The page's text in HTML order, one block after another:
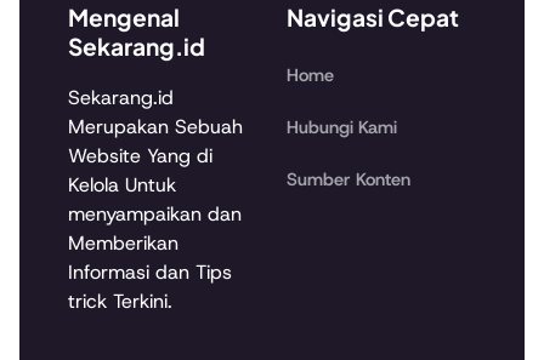
Mengenal
Sekarang.id
Sekarang.id
Merupakan Sebuah
Website Yang di
Kelola Untuk
menyampaikan dan
Memberikan
Informasi dan Tips
trick Terkini.
Navigasi Cepat
Home
Hubungi Kami
Sumber Konten